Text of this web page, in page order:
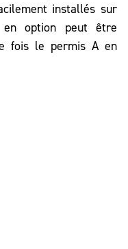
installés sur
option peut être
fois le permis A en